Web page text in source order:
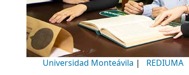
Universidad Monteávila | REDIUMA